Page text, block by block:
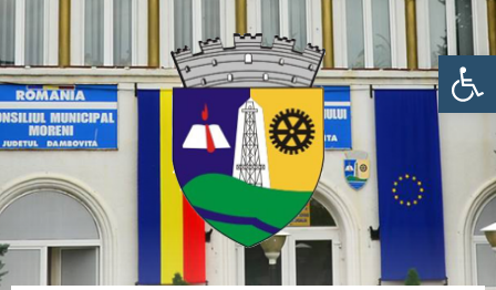
Deschide bara de unelte
sidebar
sidebar